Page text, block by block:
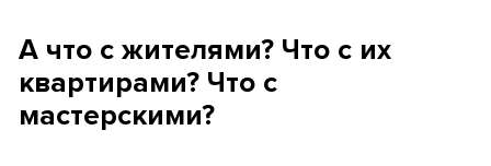
А что с жителями? Что с их
квартирами? Что с
мастерскими?